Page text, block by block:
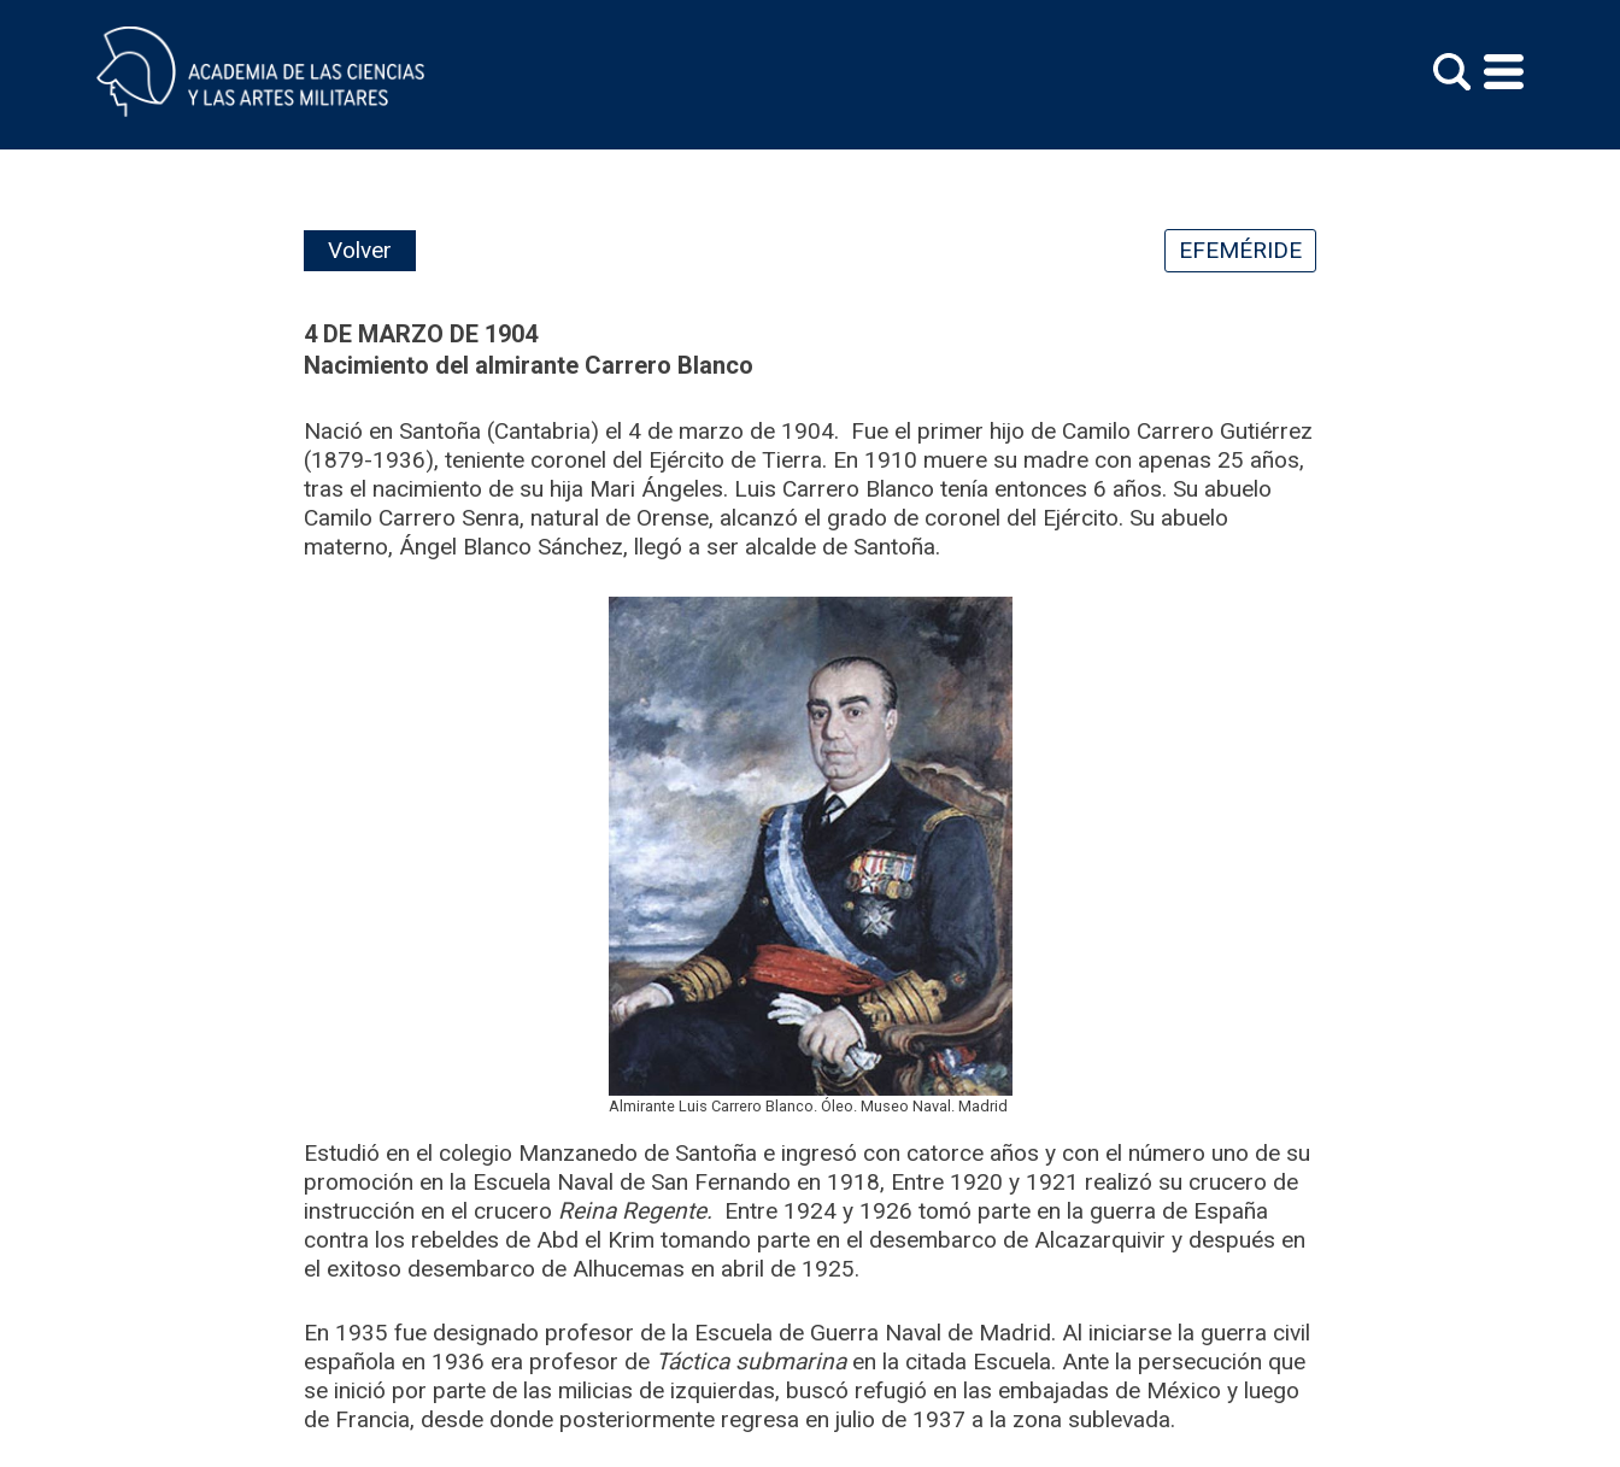
Volver EFEMÉRIDE
4 DE MARZO DE 1904
Nacimiento del almirante Carrero Blanco
Nació en Santoña (Cantabria) el 4 de marzo de 1904. ​ Fue el primer hijo de Camilo Carrero Gutiérrez
(1879-1936), teniente coronel del Ejército de Tierra. ​En 1910 muere su madre con apenas 25 años,
tras el nacimiento de su hija Mari Ángeles. Luis Carrero Blanco tenía entonces 6 años. Su abuelo
Camilo Carrero Senra, natural de Orense, alcanzó el grado de coronel del Ejército.​ Su abuelo
materno, Ángel Blanco Sánchez, llegó a ser alcalde de Santoña.
Almirante Luis Carrero Blanco. Óleo. Museo Naval. Madrid
Estudió en el colegio Manzanedo de Santoña e ingresó con catorce años y con el número uno de su
promoción en la Escuela Naval de San Fernando en 1918, ​Entre 1920 y 1921 realizó su crucero de
instrucción en el crucero Reina Regente. Entre 1924 y 1926 tomó parte en la guerra de España
contra los rebeldes de Abd el Krim tomando parte en el desembarco de Alcazarquivir y después en
el exitoso desembarco de Alhucemas en abril de 1925.
En 1935 fue designado profesor de la Escuela de Guerra Naval de Madrid. Al iniciarse la guerra civil
española en 1936 era profesor de Táctica submarinaen la citada Escuela. Ante la persecución que
se inició por parte de las milicias de izquierdas, buscó refugió en las embajadas de México y luego
de Francia, desde donde posteriormente regresa en julio de 1937 a la zona sublevada.